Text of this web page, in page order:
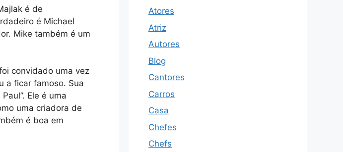
é de
é Michael
Mike também é um
convidado uma vez
a ficar famoso. Sua
Ele é uma
uma criadora de
é boa em
Atores
Atriz
Autores
Blog
Cantores
Carros
Casa
Chefes
Chefs